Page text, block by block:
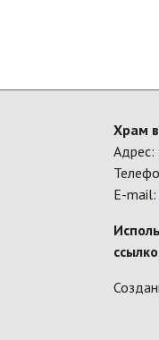
Храм
Адрес:
E-mail: